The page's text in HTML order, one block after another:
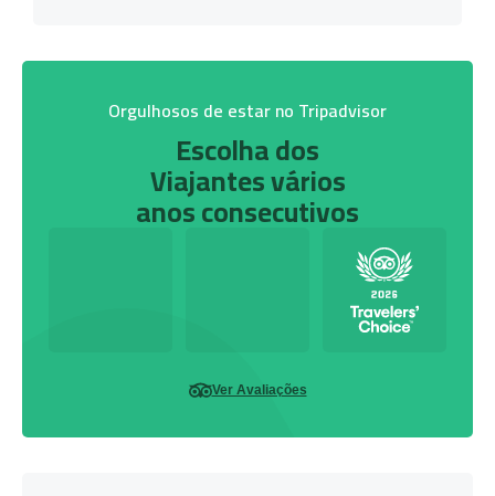
Orgulhosos de estar no Tripadvisor
Escolha dos
Viajantes vários
anos consecutivos
Ver Avaliações